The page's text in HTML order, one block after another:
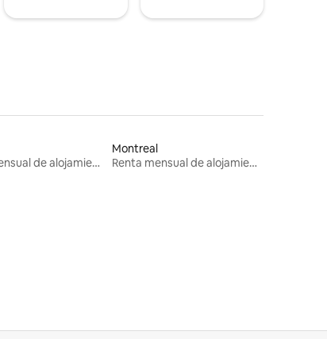
Renta mensual de alojamientos
Montreal
Renta mensual de alojamientos